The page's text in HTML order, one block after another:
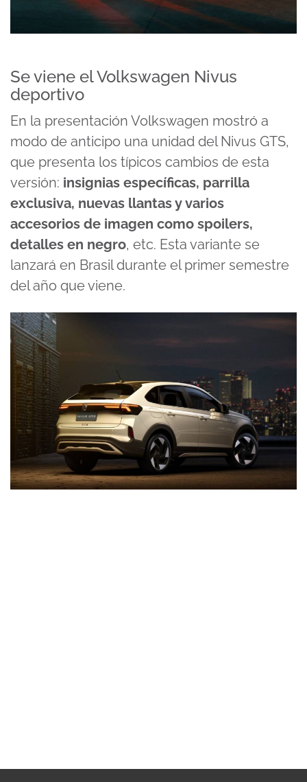
Se viene el Volkswagen Nivus
deportivo
En la presentación Volkswagen mostró a
modo de anticipo una unidad del Nivus GTS,
que presenta los típicos cambios de esta
versión: insignias específicas, parrilla
exclusiva, nuevas llantas y varios
accesorios de imagen como spoilers,
detalles en negro, etc. Esta variante se
lanzará en Brasil durante el primer semestre
del año que viene.